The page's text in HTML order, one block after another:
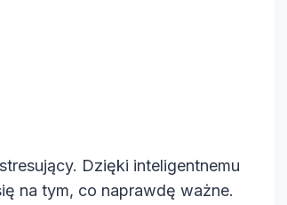
Dzięki inteligentnemu
na tym, co naprawdę ważne.